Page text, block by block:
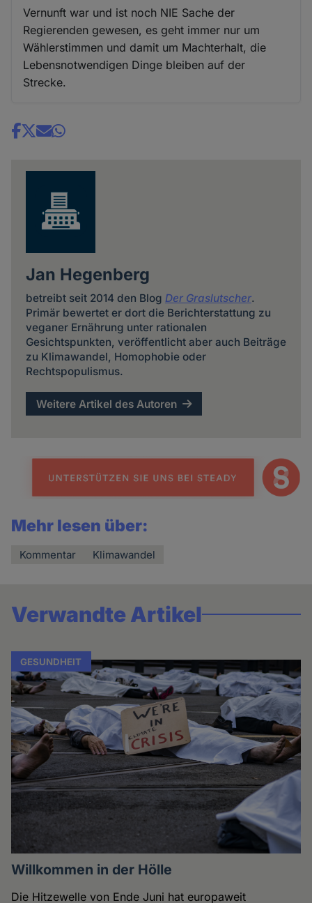
Vernunft war und ist noch NIE Sache der
Regierenden gewesen, es geht immer nur um
Wählerstimmen und damit um Machterhalt, die
Lebensnotwendigen Dinge bleiben auf der
Strecke.
Share
Jan Hegenberg
betreibt seit 2014 den Blog Der Graslutscher.
Primär bewertet er dort die Berichterstattung zu
veganer Ernährung unter rationalen
Gesichtspunkten, veröffentlicht aber auch Beiträge
zu Klimawandel, Homophobie oder
Rechtspopulismus.
Weitere Artikel des Autoren
Mehr lesen über:
Kommentar Klimawandel
Verwandte Artikel
GESUNDHEIT
Willkommen in der Hölle
Die Hitzewelle von Ende Juni hat europaweit